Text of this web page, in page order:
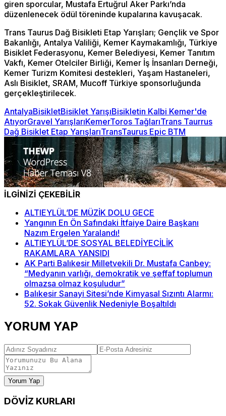
giren sporcular, Mustafa Ertuğrul Aker Parkı’nda
düzenlenecek ödül töreninde kupalarına kavuşacak.
Trans Taurus Dağ Bisikleti Etap Yarışları; Gençlik ve Spor
Bakanlığı, Antalya Valiliği, Kemer Kaymakamlığı, Türkiye
Bisiklet Federasyonu, Kemer Belediyesi, Kemer Tanıtım
Vakfı, Kemer Otelciler Birliği, Kemer İş İnsanları Derneği,
Kemer Turizm Komitesi destekleri, Yaşam Hastaneleri,
Aslı Bisiklet, SRAM, Mucoff Türkiye sponsorluğunda
gerçekleştirilecek.
AntalyaBisikletBisiklet YarışıBisikletin Kalbi Kemer'de
AtıyorGravel YarışlarıKemerToros TağlarıTrans Taurrus
Dağ Bisiklet Etap YarışlarıTransTaurus Epic BTM
İLGİNİZİ ÇEKEBİLİR
ALTIEYLÜL’DE MÜZİK DOLU GECE
Yangının En Ön Safındaki İtfaiye Daire Başkanı
Nazım Ergelen Yaralandı!
ALTIEYLÜL’DE SOSYAL BELEDİYECİLİK
RAKAMLARA YANSIDI
AK Parti Balıkesir Milletvekili Dr. Mustafa Canbey:
“Medyanın varlığı, demokratik ve şeffaf toplumun
olmazsa olmaz koşuludur”
Balıkesir Sanayi Sitesi’nde Kimyasal Sızıntı Alarmı:
52. Sokak Güvenlik Nedeniyle Boşaltıldı
YORUM YAP
Yorum Yap
DÖVİZ KURLARI